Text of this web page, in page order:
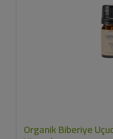
Organik Biberiye